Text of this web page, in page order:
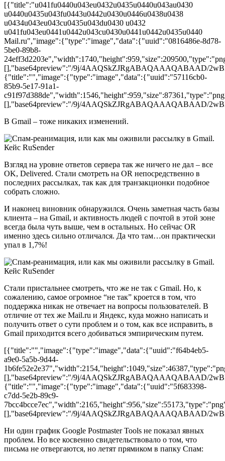
[{"title":"u041fu0440u043eu0432u0435u0440u043au0430
u0440u0435u043fu0443u0442u0430u0446u0438u0438
u0434u043eu043cu0435u043du0430 u0432
u041fu043eu0441u0442u043cu0430u0441u0442u0435u0440
Mail.ru","image":{"type":"image","data":{"uuid":"0816486e-8d78-
5be0-89b8-
[],"base64preview":"/9j/4AAQSkZJRgABAQAAAQABAAD/
{"title":"","image":{"type":"image","data":{"uuid":"57116cb0-
85b9-5e17-91a1-
[],"base64preview":"/9j/4AAQSkZJRgABAQAAAQABAAD/
В Gmail – тоже никаких изменений.
Взгляд на уровне ответов сервера так же ничего не дал – все
OK, Delivered. Стали смотреть на OR непосредственно в
последних рассылках, так как для транзакционки подобное
собрать сложно.
И наконец виновник обнаружился. Очень заметная часть базы
клиента – на Gmail, и активность людей с почтой в этой зоне
всегда была чуть выше, чем в остальных. Но сейчас OR
именно здесь сильно отличался. Да что там…он практически
упал в 1,7%!
Стали пристальнее смотреть, что же не так с Gmail. Но, к
сожалению, самое огромное “не так” кроется в том, что
поддержка никак не отвечает на вопросы пользователей. В
отличие от тех же Mail.ru и Яндекс, куда можно написать и
получить ответ о сути проблем и о том, как все исправить, в
Gmail приходится всего добиваться эмпирическим путем.
[{"title":"","image":{"type":"image","data":{"uuid":"f64b4eb5-
a9e0-5a5b-9d44-
[],"base64preview":"/9j/4AAQSkZJRgABAQAAAQABAAD/
{"title":"","image":{"type":"image","data":{"uuid":"5f683398-
c7dd-5e2b-89c9-
[],"base64preview":"/9j/4AAQSkZJRgABAQAAAQABAAD/
Ни один график Google Postmaster Tools не показал явных
проблем. Но все косвенно свидетельствовало о том, что
письма не отвергаются, но летят прямиком в папку Спам: